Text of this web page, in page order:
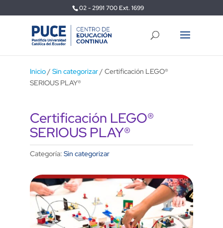
02 - 2991 700 Ext. 1699
Inicio/ Sin categorizar/ Certificación LEGO®
SERIOUS PLAY®
Certificación LEGO®
SERIOUS PLAY®
Categoría: Sin categorizar